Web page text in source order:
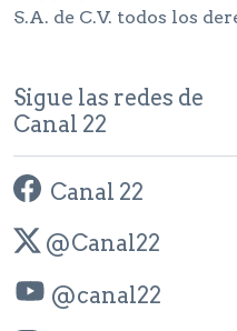
S.A. de C.V. todos los
Sigue las redes de
Canal 22
Canal 22
@Canal22
@canal22